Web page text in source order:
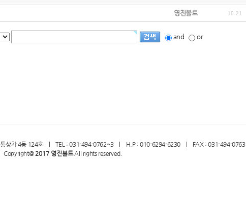
영진볼트 10-21
and or
유통상가 4동 124호 | TEL : 031-494-0762~3 | H.P : 010-6294-6230 | FAX : 031-494-0763
2017 영진볼트All rights reserved.